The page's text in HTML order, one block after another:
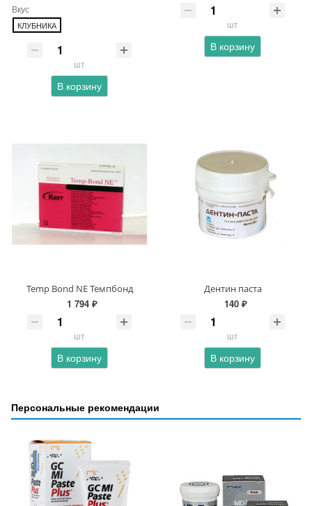
Вкус
КЛУБНИКА
шт
В корзину
шт
В корзину
Temp Bond NE Темпбонд
1 794 ₽
шт
В корзину
Дентин паста
140 ₽
шт
В корзину
Персональные рекомендации